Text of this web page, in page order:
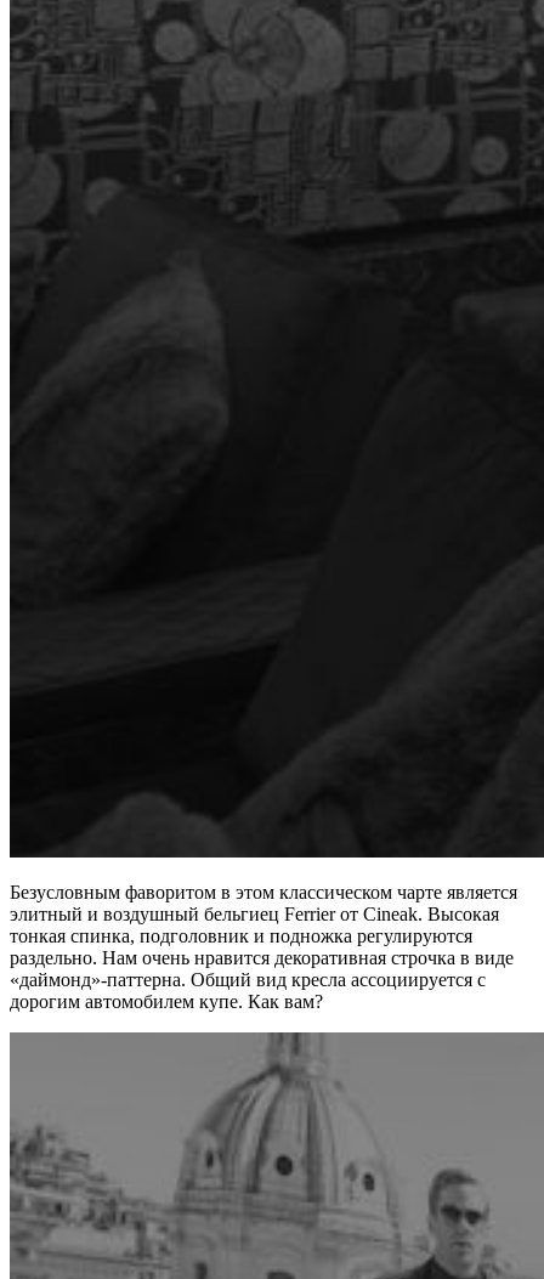
Безусловным фаворитом в этом классическом чарте является
элитный и воздушный бельгиец Ferrier от Cineak. Высокая
тонкая спинка, подголовник и подножка регулируются
раздельно. Нам очень нравится декоративная строчка в виде
«даймонд»-паттерна. Общий вид кресла ассоциируется с
дорогим автомобилем купе. Как вам?